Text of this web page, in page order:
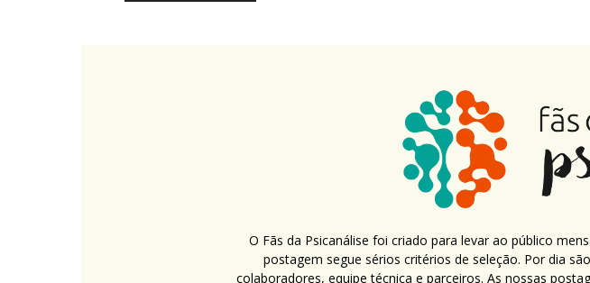
O Fãs da Psicanálise foi criado para levar ao público
postagem segue sérios critérios de seleção. Por dia
colaboradores, equipe técnica e parceiros. As nossas